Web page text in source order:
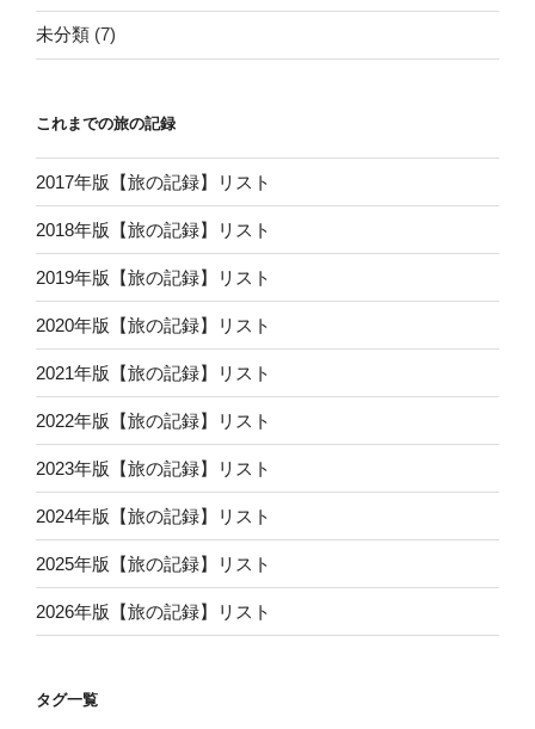
未分類 (7)
これまでの旅の記録
2017年版【旅の記録】リスト
2018年版【旅の記録】リスト
2019年版【旅の記録】リスト
2020年版【旅の記録】リスト
2021年版【旅の記録】リスト
2022年版【旅の記録】リスト
2023年版【旅の記録】リスト
2024年版【旅の記録】リスト
2025年版【旅の記録】リスト
2026年版【旅の記録】リスト
タグ一覧